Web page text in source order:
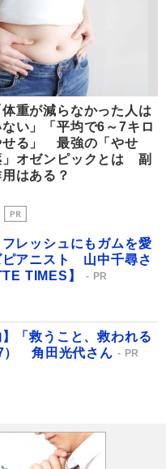
体重が減らなかった人は
ない」「平均で6～7キロ
せる」 最強の「やせ
」オゼンピックとは 副
はある？
レッシュにもガムを愛
ピアニスト 山中千尋さ
TIMES】
PR
】「救うこと、救われる
） 角田光代さん
PR